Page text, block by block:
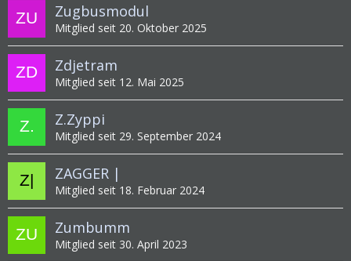
Zugbusmodul
Mitglied seit 20. Oktober 2025
Zdjetram
Mitglied seit 12. Mai 2025
Z.Zyppi
Mitglied seit 29. September 2024
ZAGGER |
Mitglied seit 18. Februar 2024
Zumbumm
Mitglied seit 30. April 2023